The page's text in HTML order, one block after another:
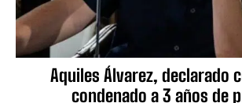
Aquiles Álvarez, declarado
condenado a 3 años de